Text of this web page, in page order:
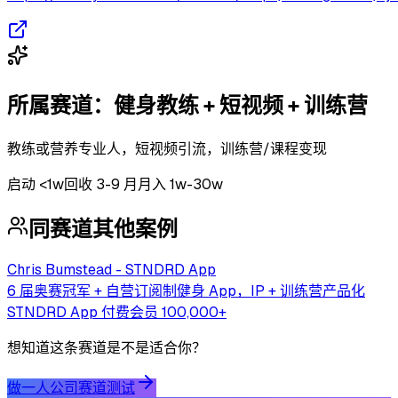
所属赛道： 健身教练 + 短视频 + 训练营
教练或营养专业人，短视频引流，训练营/课程变现
启动 <1w回收 3-9 月 月入 1w-30w
同赛道其他案例
Chris Bumstead - STNDRD App
6 届奥赛冠军 + 自营订阅制健身 App，IP + 训练营产品化
STNDRD App 付费会员 100,000+
想知道这条赛道是不是适合你？
做一人公司赛道测试